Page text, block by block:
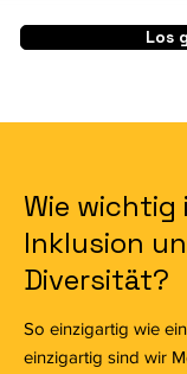
Los
Wie wichtig
Inklusion
Diversität?
So einzigartig wie
einzigartig sind wir